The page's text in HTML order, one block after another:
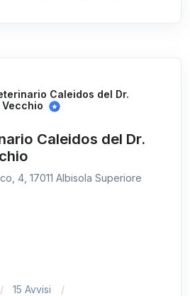
Caleidos del Dr.
Vecchio
Caleidos del Dr.
4, 17011 Albisola Superiore
15 Avvisi